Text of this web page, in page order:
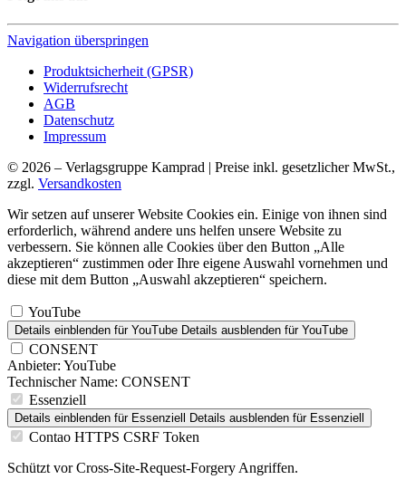
Navigation überspringen
Produktsicherheit (GPSR)
Widerrufsrecht
AGB
Datenschutz
Impressum
© 2026 – Verlagsgruppe Kamprad | Preise inkl. gesetzlicher MwSt.,
zzgl. Versandkosten
Wir setzen auf unserer Website Cookies ein. Einige von ihnen sind
erforderlich, während andere uns helfen unsere Website zu
verbessern. Sie können alle Cookies über den Button „Alle
akzeptieren“ zustimmen oder Ihre eigene Auswahl vornehmen und
diese mit dem Button „Auswahl akzeptieren“ speichern.
YouTube
Details einblenden für YouTube Details ausblenden für YouTube
CONSENT
Anbieter: YouTube
Technischer Name: CONSENT
Essenziell
Details einblenden für Essenziell Details ausblenden für Essenziell
Contao HTTPS CSRF Token
Schützt vor Cross-Site-Request-Forgery Angriffen.